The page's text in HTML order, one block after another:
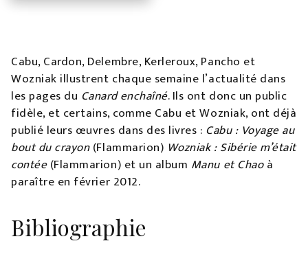
Cabu, Cardon, Delembre, Kerleroux, Pancho et
Wozniak illustrent chaque semaine l’actualité dans
les pages du Canard enchaîné. Ils ont donc un public
fidèle, et certains, comme Cabu et Wozniak, ont déjà
publié leurs œuvres dans des livres : Cabu : Voyage au
bout du crayon(Flammarion) Wozniak : Sibérie m’était
contée(Flammarion) et un album Manu et Chaoà
paraître en février 2012.
Bibliographie